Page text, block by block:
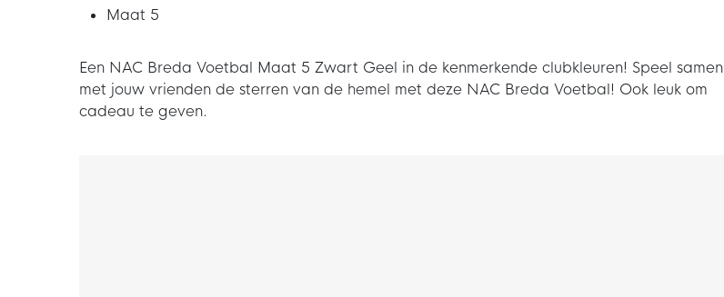
Maat 5
Een NAC Breda Voetbal Maat 5 Zwart Geel in de kenmerkende clubkleuren! Speel samen
met jouw vrienden de sterren van de hemel met deze NAC Breda Voetbal! Ook leuk om
cadeau te geven.